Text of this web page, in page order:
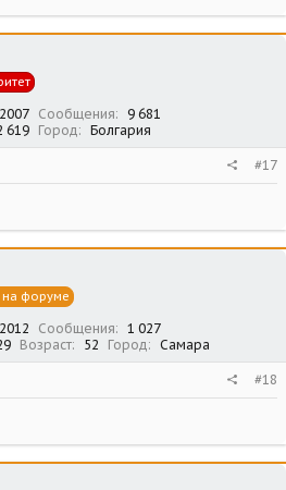
Сообщения
9 681
619 Город Болгария
#17
на форуме
Сообщения
1 027
Возраст 52 Город Самара
#18